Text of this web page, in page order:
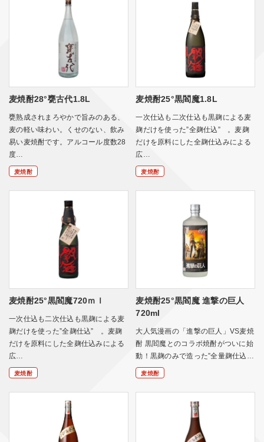
麦焼酎28°甕古代1.8L
甕熟成されまろやかで旨みのある、
麦の軽い味わい。くせのない、飲み
易い麦焼酎です。アルコール度数28
度…
麦焼酎
麦焼酎25°黒閻魔1.8L
一次仕込も二次仕込も黒麹による麦
麹だけを使った”全麹仕込” 。麦麹
だけを原料にした全麹仕込みによる
広…
麦焼酎
麦焼酎25°黒閻魔720ｍｌ
一次仕込も二次仕込も黒麹による麦
麹だけを使った”全麹仕込” 。麦麹
だけを原料にした全麹仕込みによる
広…
麦焼酎
麦焼酎25°黒閻魔 進撃の巨人
720ml
大人気漫画の「進撃の巨人」VS麦焼
酎 黒閻魔とのコラボ焼酎がついに始
動！黒麹のみで造った”全量麹仕込…
麦焼酎